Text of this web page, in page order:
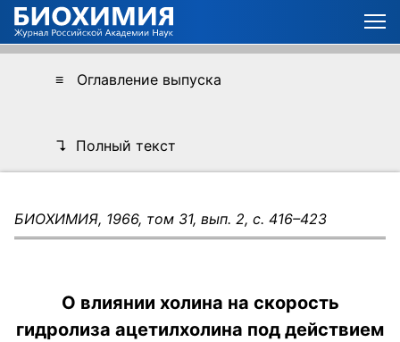
≡ Оглавление выпуска
↴ Полный текст
БИОХИМИЯ, 1966, том 31, вып. 2, с. 416–423
О влиянии холина на скорость
гидролиза ацетилхолина под действием